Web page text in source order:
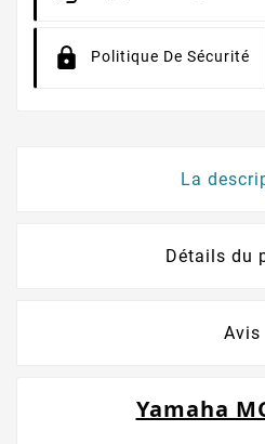
Politique De Sécurité
La
Détails du
Avis
Yamaha